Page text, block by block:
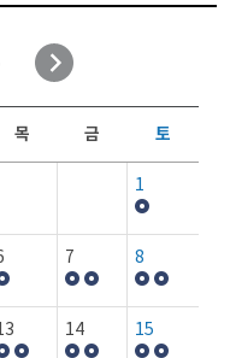
목 금 토
1
7 8
14 15